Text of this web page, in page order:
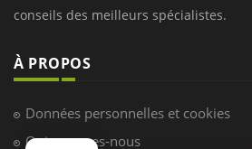
LES MALADIES
pression artérielle